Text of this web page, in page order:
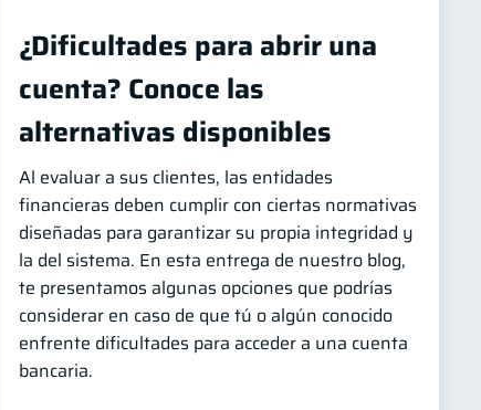
¿Dificultades para abrir una
cuenta? Conoce las
alternativas disponibles
Al evaluar a sus clientes, las entidades
financieras deben cumplir con ciertas normativas
diseñadas para garantizar su propia integridad y
la del sistema. En esta entrega de nuestro blog,
te presentamos algunas opciones que podrías
considerar en caso de que tú o algún conocido
enfrente dificultades para acceder a una cuenta
bancaria.